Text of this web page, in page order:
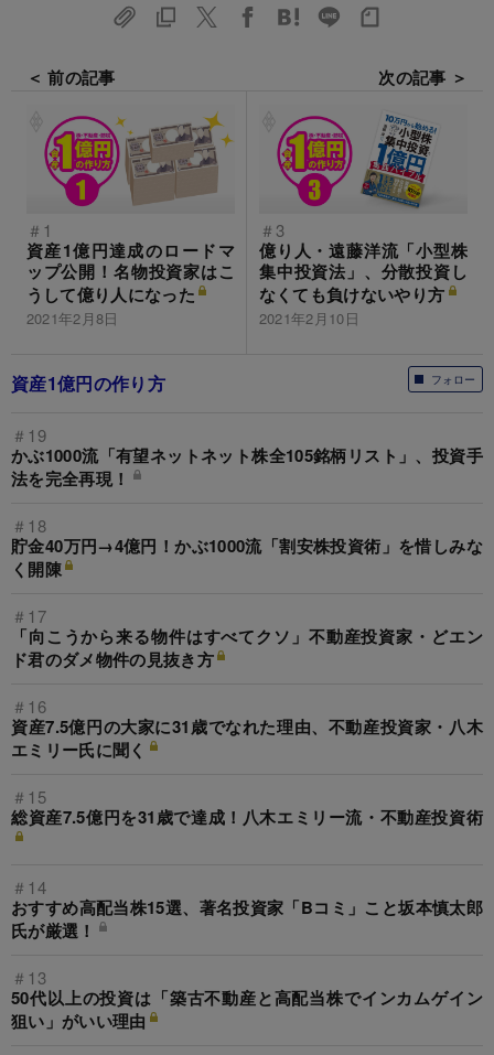
＜ 前の記事
＃1
資産1億円達成のロードマ
ップ公開！名物投資家はこ
うして億り人になった
2021年2月8日
次の記事 ＞
＃3
億り人・遠藤洋流「小型株
集中投資法」、分散投資し
なくても負けないやり方
2021年2月10日
フォロー
資産1億円の作り方
＃19
かぶ1000流「有望ネットネット株全105銘柄リスト」、投資手
法を完全再現！
＃18
貯金40万円→4億円！かぶ1000流「割安株投資術」を惜しみな
く開陳
＃17
「向こうから来る物件はすべてクソ」不動産投資家・どエン
ド君のダメ物件の見抜き方
＃16
資産7.5億円の大家に31歳でなれた理由、不動産投資家・八木
エミリー氏に聞く
＃15
総資産7.5億円を31歳で達成！八木エミリー流・不動産投資術
＃14
おすすめ高配当株15選、著名投資家「Bコミ」こと坂本慎太郎
氏が厳選！
＃13
50代以上の投資は「築古不動産と高配当株でインカムゲイン
狙い」がいい理由